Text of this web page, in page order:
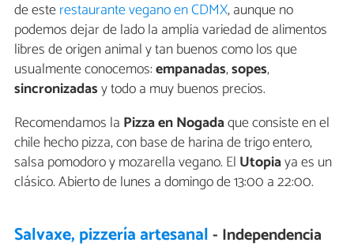
de esterestaurante vegano en CDMX, aunque no
podemos dejar de lado la amplia variedad de alimentos
libres de origen animal y tan buenos como los que
usualmente conocemos:empanadas,sopes,
sincronizadasy todo a muy buenos precios.
Recomendamos la Pizza en Nogadaque consiste en el
chile hecho pizza, con base de harina de trigo entero,
salsa pomodoro y mozarella vegano. El Utopiaya es un
clásico. Abierto de lunes a domingo de 13:00 a 22:00.
Salvaxe, pizzería artesanal- Independencia